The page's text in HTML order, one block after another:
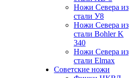
Ножи Севера из
стали У8
Ножи Севера из
стали Bohler K
340
Ножи Севера из
стали Elmax
Советские ножи